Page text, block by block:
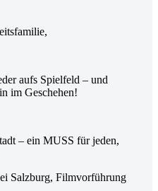
aufs Spielfeld – und
im Geschehen!
– ein MUSS für jeden,
Salzburg, Filmvorführung